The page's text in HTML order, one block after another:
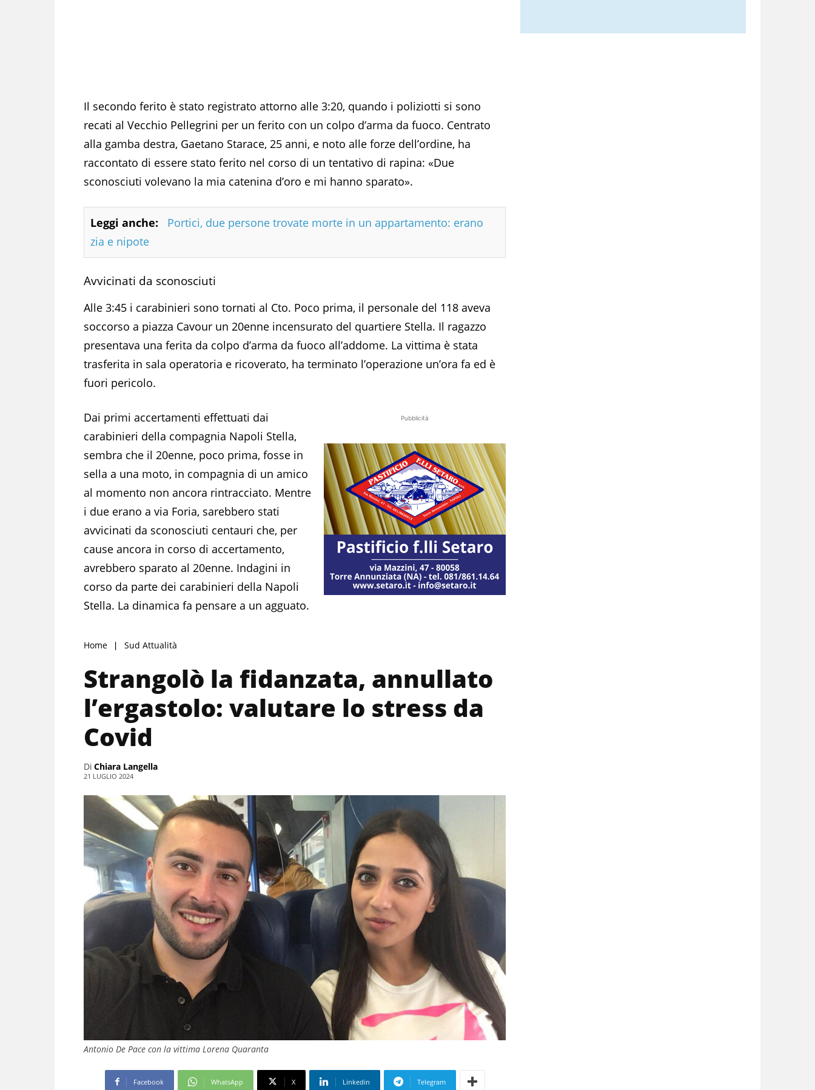
Il secondo ferito è stato registrato attorno alle 3:20, quando i poliziotti si sono
recati al Vecchio Pellegrini per un ferito con un colpo d’arma da fuoco. Centrato
alla gamba destra, Gaetano Starace, 25 anni, e noto alle forze dell’ordine, ha
raccontato di essere stato ferito nel corso di un tentativo di rapina: «Due
sconosciuti volevano la mia catenina d’oro e mi hanno sparato».
Leggi anche:
Portici, due persone trovate morte in un appartamento: erano
zia e nipote
Avvicinati da sconosciuti
Alle 3:45 i carabinieri sono tornati al Cto. Poco prima, il personale del 118 aveva
soccorso a piazza Cavour un 20enne incensurato del quartiere Stella. Il ragazzo
presentava una ferita da colpo d’arma da fuoco all’addome. La vittima è stata
trasferita in sala operatoria e ricoverato, ha terminato l’operazione un’ora fa ed è
fuori pericolo.
Pubblicità
Dai primi accertamenti effettuati dai
carabinieri della compagnia Napoli Stella,
sembra che il 20enne, poco prima, fosse in
sella a una moto, in compagnia di un amico
al momento non ancora rintracciato. Mentre
i due erano a via Foria, sarebbero stati
avvicinati da sconosciuti centauri che, per
cause ancora in corso di accertamento,
avrebbero sparato al 20enne. Indagini in
corso da parte dei carabinieri della Napoli
Stella. La dinamica fa pensare a un agguato.
Home Sud Attualità
Strangolò la fidanzata, annullato
l’ergastolo: valutare lo stress da
Covid
Di Chiara Langella
21 LUGLIO 2024
Antonio De Pace con la vittima Lorena Quaranta
Facebook WhatsApp X Linkedin Telegram